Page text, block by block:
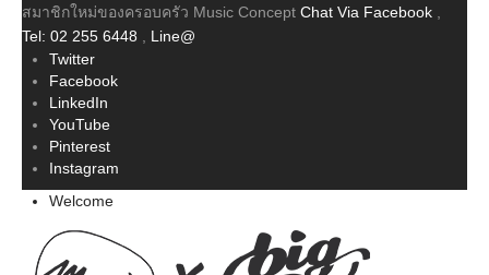
สมาชิกใหม่ของครอบครัว Music Concept Chat Via Facebook
Tel: 02 255 6448
Line@
Twitter
Facebook
LinkedIn
YouTube
Pinterest
Instagram
Welcome